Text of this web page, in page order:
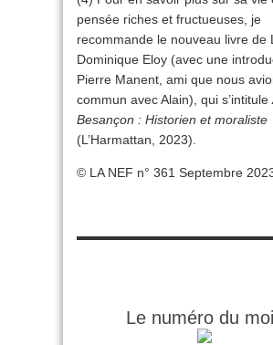
pensée riches et fructueuses, je
recommande le nouveau livre de
Dominique Eloy (avec une
Pierre Manent, ami que nous
commun avec Alain), qui s’intitule
Besançon : Historien et moraliste
(L’Harmattan, 2023).
© LA NEF n° 361 Septembre
Le numéro du